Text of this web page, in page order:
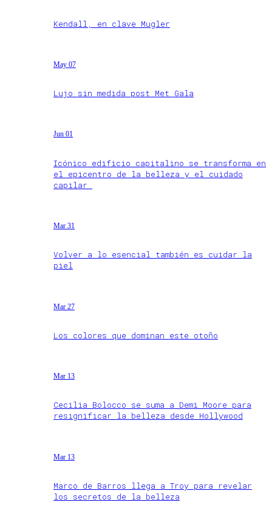
Kendall, en clave Mugler
May 07
Lujo sin medida post Met Gala
Jun 01
Icónico edificio capitalino se transforma en
el epicentro de la belleza y el cuidado
capilar
Mar 31
Volver a lo esencial también es cuidar la
piel
Mar 27
Los colores que dominan este otoño
Mar 13
Cecilia Bolocco se suma a Demi Moore para
resignificar la belleza desde Hollywood
Mar 13
Marco de Barros llega a Troy para revelar
los secretos de la belleza